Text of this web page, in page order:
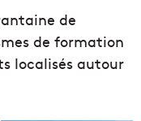
de
de formation
localisés autour